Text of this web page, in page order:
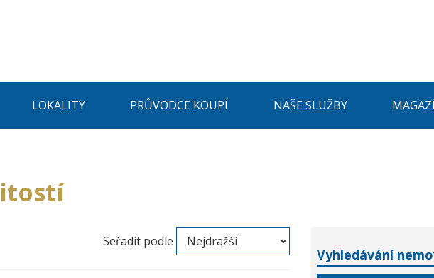
LOKALITY PRŮVODCE KOUPÍ NAŠE SLUŽBY
Seřadit podle
Vyhledávání